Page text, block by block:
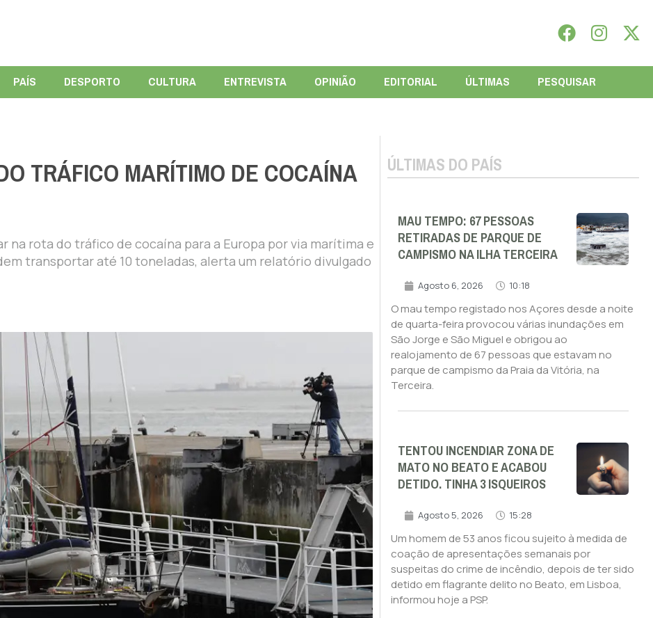
PAÍS DESPORTO CULTURA ENTREVISTA OPINIÃO EDITORIAL ÚLTIMAS PESQUISAR
TRÁFICO MARÍTIMO DE COCAÍNA
na rota do tráfico de cocaína para a Europa por via marítima e
transportar até 10 toneladas, alerta um relatório divulgado
ÚLTIMAS DO PAÍS
MAU TEMPO: 67 PESSOAS
RETIRADAS DE PARQUE DE
CAMPISMO NA ILHA TERCEIRA
Agosto 6, 2026 10:18
O mau tempo registado nos Açores desde a noite
de quarta-feira provocou várias inundações em
São Jorge e São Miguel e obrigou ao
realojamento de 67 pessoas que estavam no
parque de campismo da Praia da Vitória, na
Terceira.
TENTOU INCENDIAR ZONA DE
MATO NO BEATO E ACABOU
DETIDO. TINHA 3 ISQUEIROS
Agosto 5, 2026 15:28
Um homem de 53 anos ficou sujeito à medida de
coação de apresentações semanais por
suspeitas do crime de incêndio, depois de ter sido
detido em flagrante delito no Beato, em Lisboa,
informou hoje a PSP.